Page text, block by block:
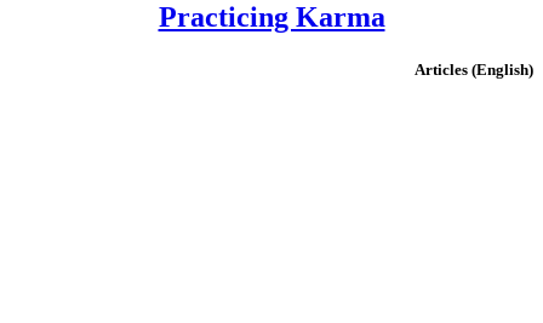
Practicing Karma
(English) Articles